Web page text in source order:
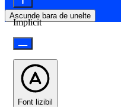
Ascunde bara de unelte
Implicit
Font lizibil